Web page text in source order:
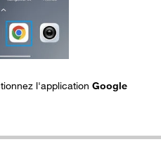
l'application Google